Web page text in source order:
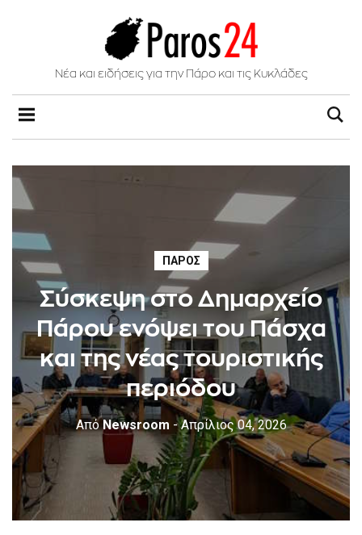
Νέα και ειδήσεις για την Πάρο και τις Κυκλάδες
ΠΆΡΟΣ
Σύσκεψη στο Δημαρχείο
Πάρου ενόψει του Πάσχα
και της νέας τουριστικής
περιόδου
ΑπόNewsroom - Απρίλιος 04, 2026